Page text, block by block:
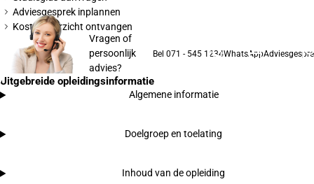
Adviesgesprek inplannen
Kostenoverzicht ontvangen
Vragen of
persoonlijk
advies?
Bel 071 - 545 1234WhatsApp
Uitgebreide opleidingsinformatie
Algemene informatie
Doelgroep en toelating
Inhoud van de opleiding